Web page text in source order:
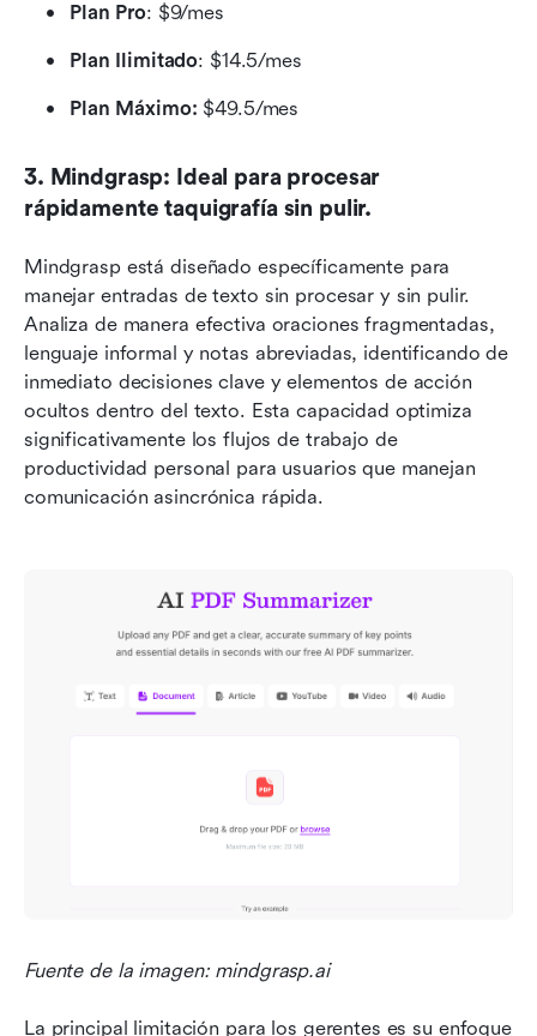
Plan Pro: $9/mes
Plan Ilimitado: $14.5/mes
Plan Máximo: $49.5/mes
3. Mindgrasp: Ideal para procesar
rápidamente taquigrafía sin pulir.
Mindgrasp está diseñado específicamente para
manejar entradas de texto sin procesar y sin pulir.
Analiza de manera efectiva oraciones fragmentadas,
lenguaje informal y notas abreviadas, identificando de
inmediato decisiones clave y elementos de acción
ocultos dentro del texto. Esta capacidad optimiza
significativamente los flujos de trabajo de
productividad personal para usuarios que manejan
comunicación asincrónica rápida.
Fuente de la imagen: mindgrasp.ai
La principal limitación para los gerentes es su enfoque